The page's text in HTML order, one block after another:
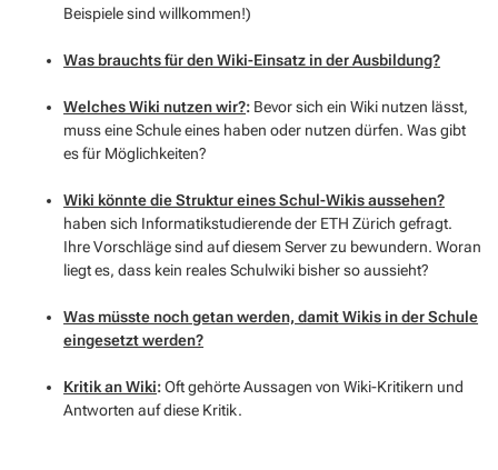
Beispiele sind willkommen!)
Was brauchts für den Wiki-Einsatz in der Ausbildung?
Welches Wiki nutzen wir?: Bevor sich ein Wiki nutzen lässt,
muss eine Schule eines haben oder nutzen dürfen. Was gibt
es für Möglichkeiten?
Wiki könnte die Struktur eines Schul-Wikis aussehen?
haben sich Informatikstudierende der ETH Zürich gefragt.
Ihre Vorschläge sind auf diesem Server zu bewundern. Woran
liegt es, dass kein reales Schulwiki bisher so aussieht?
Was müsste noch getan werden, damit Wikis in der Schule
eingesetzt werden?
Kritik an Wiki:Oft gehörte Aussagen von Wiki-Kritikern und
Antworten auf diese Kritik.